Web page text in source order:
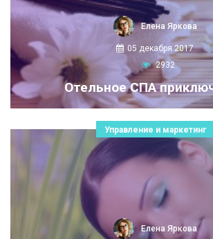
Елена Яркова
05 декабря 2017
2932
Отельное СПА
Управление и маркетинг
Елена Яркова